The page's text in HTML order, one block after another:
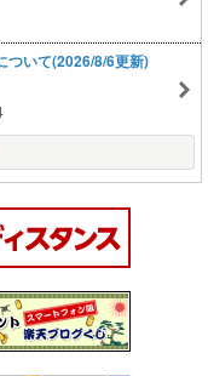
ついて(2026/8/6更新)